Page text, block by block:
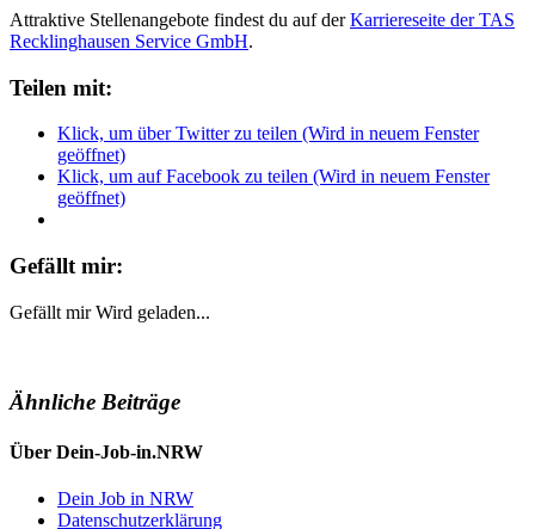
Attraktive Stellenangebote findest du auf derKarriereseite der TAS
Recklinghausen Service GmbH.
Teilen mit:
Klick, um über Twitter zu teilen (Wird in neuem Fenster
geöffnet)
Klick, um auf Facebook zu teilen (Wird in neuem Fenster
geöffnet)
Gefällt mir:
Gefällt mir Wird geladen...
Ähnliche Beiträge
Über Dein-Job-in.NRW
Dein Job in NRW
Datenschutzerklärung